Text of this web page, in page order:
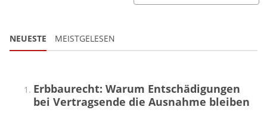
NEUESTE MEISTGELESEN
Erbbaurecht: Warum Entschädigungen
bei Vertragsende die Ausnahme bleiben